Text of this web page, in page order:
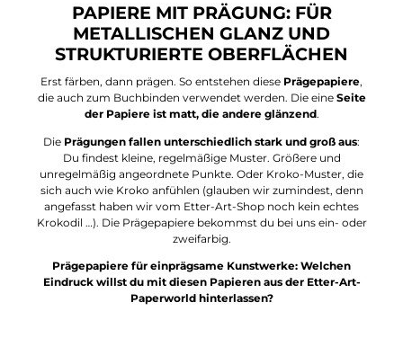
PAPIERE MIT PRÄGUNG: FÜR
METALLISCHEN GLANZ UND
STRUKTURIERTE OBERFLÄCHEN
Erst färben, dann prägen. So entstehen diese Prägepapiere,
die auch zum Buchbinden verwendet werden. Die eine Seite
der Papiere ist matt, die andere glänzend.
Die Prägungen fallen unterschiedlich stark und groß aus:
Du findest kleine, regelmäßige Muster. Größere und
unregelmäßig angeordnete Punkte. Oder Kroko-Muster, die
sich auch wie Kroko anfühlen (glauben wir zumindest, denn
angefasst haben wir vom Etter-Art-Shop noch kein echtes
Krokodil …). Die Prägepapiere bekommst du bei uns ein- oder
zweifarbig.
Prägepapiere für einprägsame Kunstwerke: Welchen
Eindruck willst du mit diesen Papieren aus der Etter-Art-
Paperworld hinterlassen?